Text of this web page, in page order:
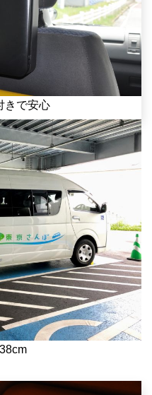
きで安心